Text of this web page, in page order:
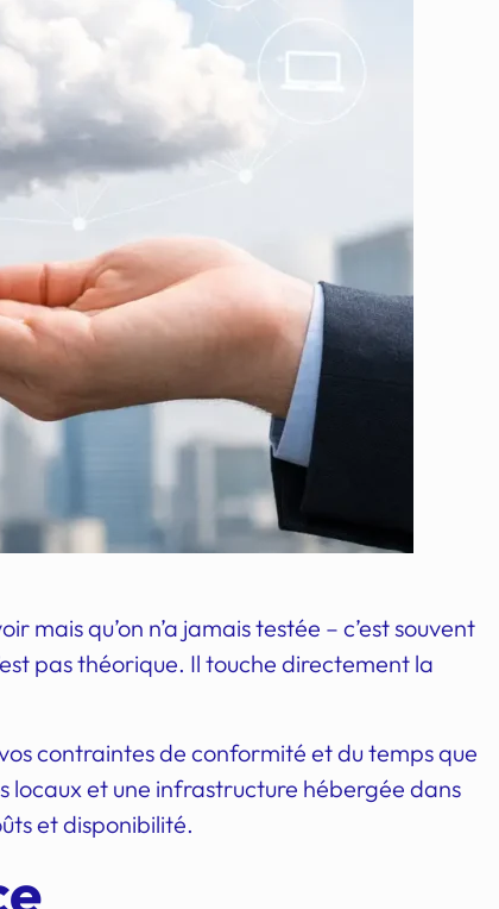
qu’on n’a jamais testée – c’est souvent
pas théorique. Il touche directement la
contraintes de conformité et du temps que
locaux et une infrastructure hébergée dans
et disponibilité.